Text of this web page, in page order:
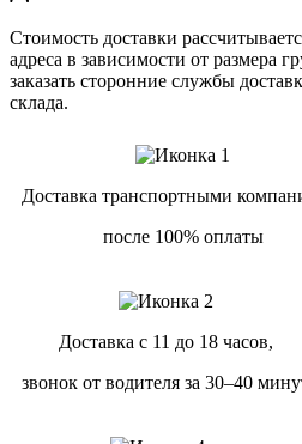
Стоимость доставки
адреса в зависимости от размера
заказать сторонние службы
склада.
Доставка транспортными
после 100% оплаты
Доставка с 11 до 18 часов,
звонок от водителя за 30–40